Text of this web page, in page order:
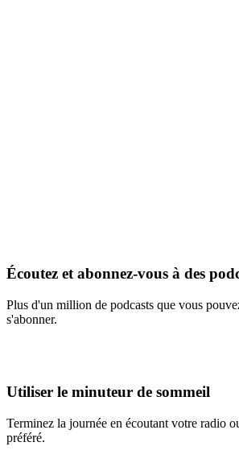
Écoutez et abonnez-vous à des
Plus d'un million de podcasts que vous
s'abonner.
Utiliser le minuteur de sommeil
Terminez la journée en écoutant votre radio
préféré.